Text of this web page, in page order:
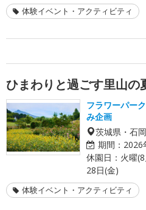
体験イベント・アクティビティ
ひまわりと過ごす里山の
フラワーパー
み企画
茨城県・石
期間： 2026
休園日：火曜
28日(金)
体験イベント・アクティビティ